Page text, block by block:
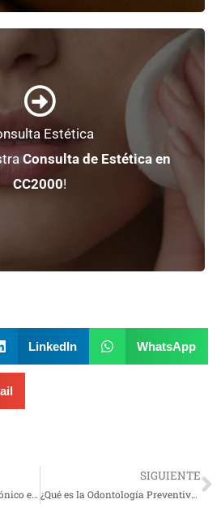
Estética
Consulta de Estética en
CC2000!
Estética
a tu alcance.
+ Información
LinkedIn WhatsApp
Rellenos con Ácido Hialurónico en Getafe: Rejuvenece tu piel con Centro Clínico 2000
SIGUIENTE
¿Qué es la Odontología Preventiva y por qué es importante?